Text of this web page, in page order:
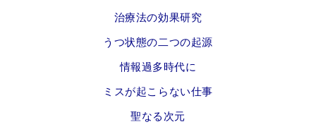
治療法の効果研究
うつ状態の二つの起源
情報過多時代に
ミスが起こらない仕事
聖なる次元